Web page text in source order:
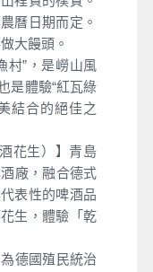
曆日期而定。
大饅頭。
村”，是嶗山風
是體驗“紅瓦綠
結合的絕佳之
花生）】青島
廠，融合德式
表性的啤酒品
生，體驗「乾
德國殖民統治